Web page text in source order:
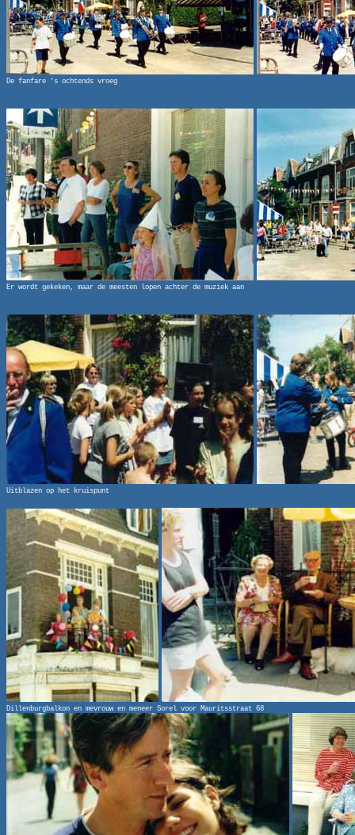
De fanfare 's ochtends vroeg
Er wordt gekeken, maar de meesten lopen achter de muziek aan
Uitblazen op het kruispunt
Dillenburgbalkon en mevrouw en meneer Sorel voor Mauritsstraat 68